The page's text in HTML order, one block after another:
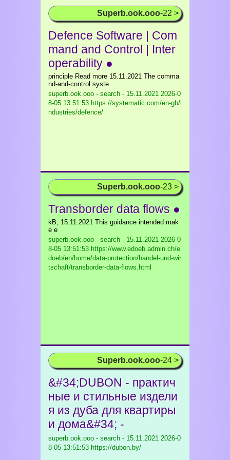
Superb.ook.ooo-22 >
Defence Software | Com
mand and Control | Inter
operability ●
principle Read more 15.11.2021 The comma
nd-and-control syste
superb.ook.ooo - search - 15.11.2021 2026-0
8-05 13:51:53 https://systematic.com/en-gb/i
ndustries/defence/
Superb.ook.ooo-23 >
Transborder data flows ●
kB, 15.11.2021 This guidance intended mak
e e
superb.ook.ooo - search - 15.11.2021 2026-0
8-05 13:51:53 https://www.edoeb.admin.ch/e
doeb/en/home/data-protection/handel-und-wir
tschaft/transborder-data-flows.html
Superb.ook.ooo-24 >
&#34;DUBON - практич
ные и стильные издели
я из дуба для квартиры
и дома&#34; -
superb.ook.ooo - search - 15.11.2021 2026-0
8-05 13:51:53 https://dubon.by/